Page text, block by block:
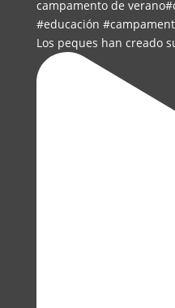
Los peques han creado